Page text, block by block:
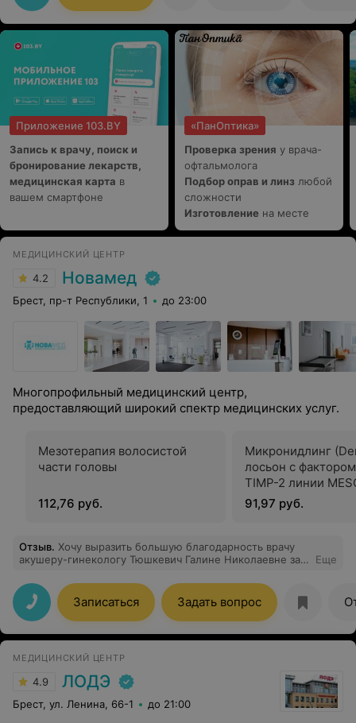
Приложение 103.BY
Запись к врачу, поиск и
бронирование лекарств,
медицинская карта в
вашем смартфоне
«ПанОптика»
Проверка зрения у врача-
офтальмолога
Подбор оправ и линз любой
сложности
Изготовление на месте
МЕДИЦИНСКИЙ ЦЕНТР
4.2 Новамед
Брест, пр-т Республики, 1 до 23:00
Многопрофильный медицинский центр,
предоставляющий широкий спектр медицинских услуг.
Мезотерапия волосистой
части головы
112,76 руб.
Микронидлинг
лосьон с
TIMP-2 линии
91,97 руб.
Отзыв. Хочу выразить большую благодарность врачу
акушеру-гинекологу Тюшкевич Галине Николаевне за
УЗИ второго скрининга по рекомендации своего врача
гинеколога и не пожалела ни капли скажу даже
больше что так подробно и по полочкам может
рассказать и объяснить только человек любящий свою
работу . Спасибо теперь только к Вам и советовать
Еще
Записаться Задать вопрос
МЕДИЦИНСКИЙ ЦЕНТР
4.9 ЛОДЭ
Брест, ул. Ленина, 66-1 до 21:00